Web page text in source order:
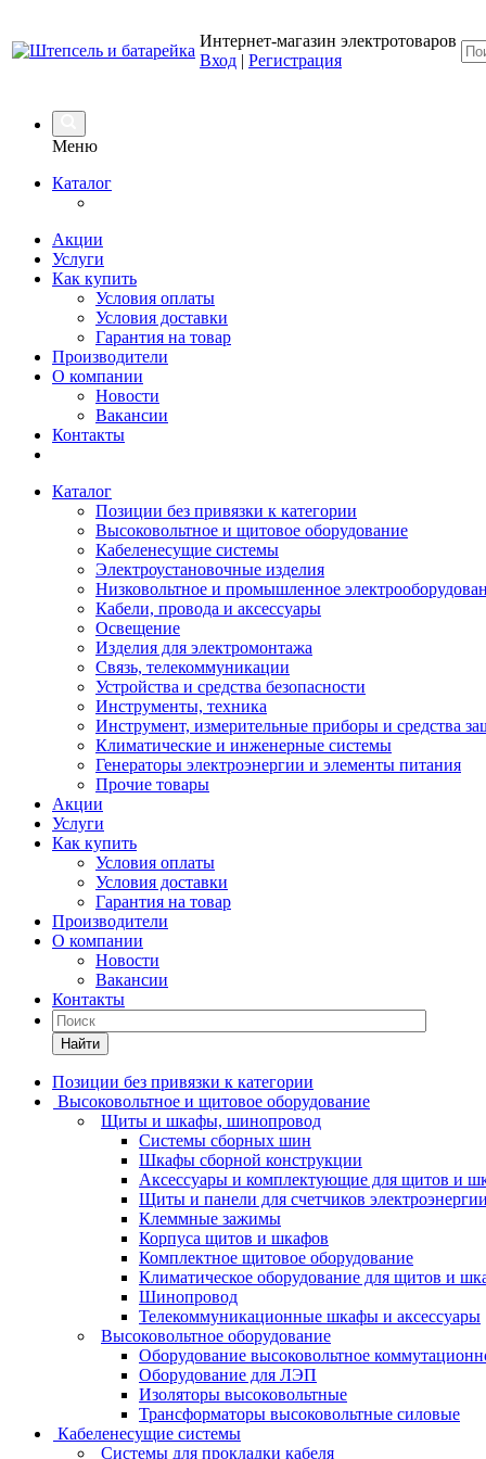
Интернет-магазин электротоваров
Вход | Регистрация
Меню
Каталог
Акции
Услуги
Как купить
Условия оплаты
Условия доставки
Гарантия на товар
Производители
О компании
Новости
Вакансии
Контакты
Каталог
Позиции без привязки к категории
Высоковольтное и щитовое оборудование
Кабеленесущие системы
Электроустановочные изделия
Низковольтное и промышленное
Кабели, провода и аксессуары
Освещение
Изделия для электромонтажа
Связь, телекоммуникации
Устройства и средства безопасности
Инструменты, техника
Инструмент, измерительные приборы и средства
Климатические и инженерные системы
Генераторы электроэнергии и элементы питания
Прочие товары
Акции
Услуги
Как купить
Условия оплаты
Условия доставки
Гарантия на товар
Производители
О компании
Новости
Вакансии
Контакты
Найти
Позиции без привязки к категории
Высоковольтное и щитовое оборудование
Щиты и шкафы, шинопровод
Системы сборных шин
Шкафы сборной конструкции
Аксессуары и комплектующие для щитов и
Щиты и панели для счетчиков электроэнергии
Клеммные зажимы
Корпуса щитов и шкафов
Комплектное щитовое оборудование
Климатическое оборудование для щитов и
Шинопровод
Телекоммуникационные шкафы и аксессуары
Высоковольтное оборудование
Оборудование высоковольтное
Оборудование для ЛЭП
Изоляторы высоковольтные
Трансформаторы высоковольтные силовые
Кабеленесущие системы
Системы для прокладки кабеля